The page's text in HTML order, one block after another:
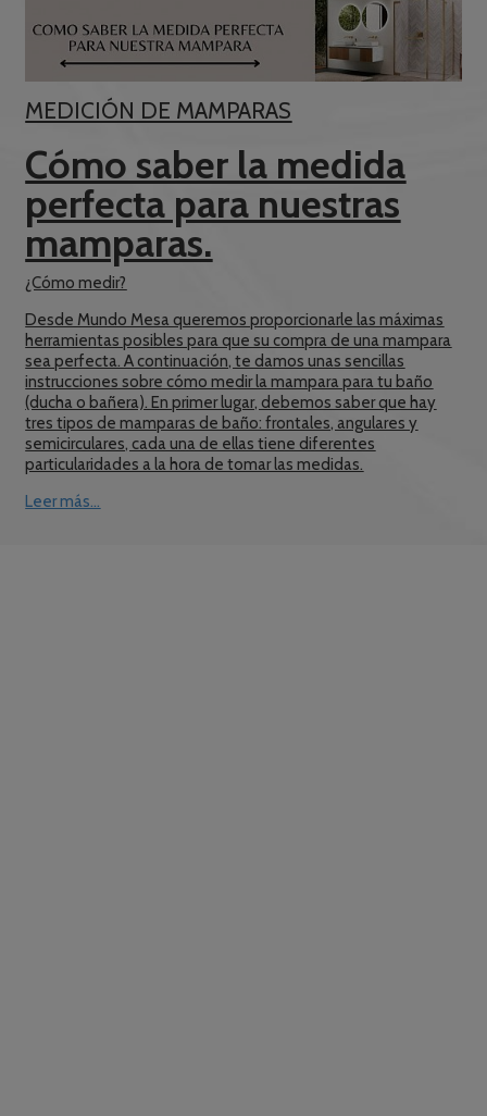
MEDICIÓN DE MAMPARAS
Cómo saber la medida
perfecta para nuestras
mamparas.
¿Cómo medir?
Desde Mundo Mesa queremos proporcionarle las máximas
herramientas posibles para que su compra de una mampara
sea perfecta. A continuación, te damos unas sencillas
instrucciones sobre cómo medir la mampara para tu baño
(ducha o bañera). En primer lugar, debemos saber que hay
tres tipos de mamparas de baño: frontales, angulares y
semicirculares, cada una de ellas tiene diferentes
particularidades a la hora de tomar las medidas.
Leer más...